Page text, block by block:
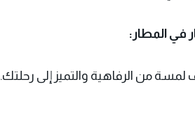
في المطار:
من الرفاهية والتميز إلى